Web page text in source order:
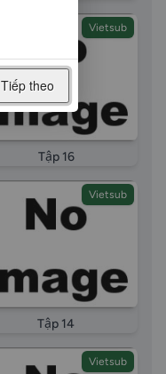
Vietsub
Tập 16
Vietsub
Tập 14
Vietsub
Tiếp theo